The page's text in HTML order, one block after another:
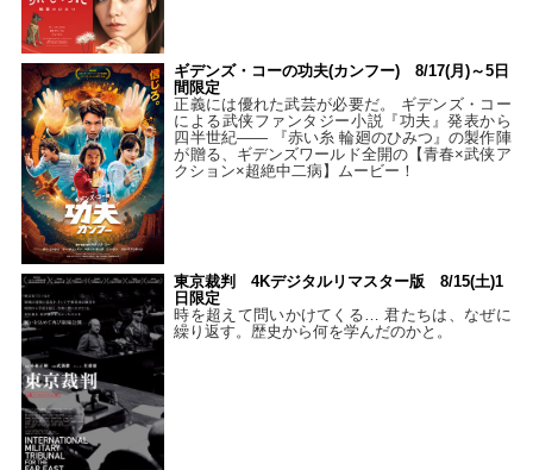
ギデンズ・コーの功夫(カンフー) 8/17(月)～5日
間限定
正義には優れた武芸が必要だ。 ギデンズ・コー
による武侠ファンタジー小説『功夫』発表から
四半世紀―― 『赤い糸 輪廻のひみつ』の製作陣
が贈る、ギデンズワールド全開の【青春×武侠ア
クション×超絶中二病】ムービー！
東京裁判 4Kデジタルリマスター版 8/15(土)1
日限定
時を超えて問いかけてくる… 君たちは、なぜに
繰り返す。歴史から何を学んだのかと。